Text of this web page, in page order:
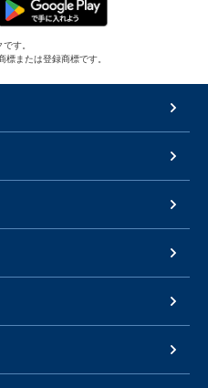
す。
または登録商標です。